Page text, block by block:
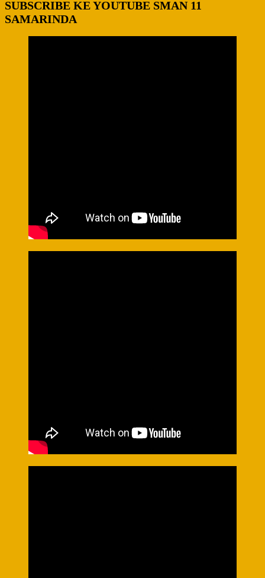
SUBSCRIBE KE YOUTUBE SMAN 11
SAMARINDA